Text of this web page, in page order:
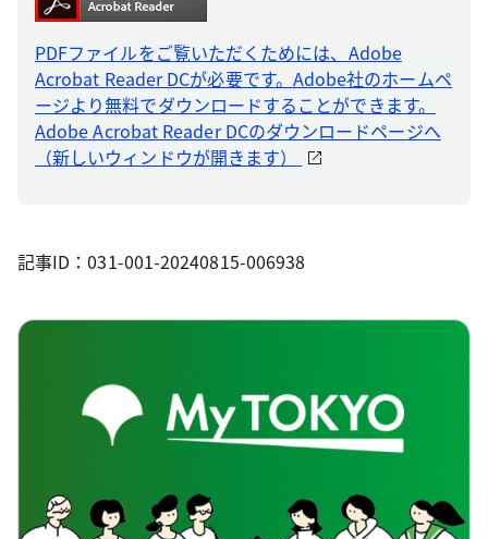
PDFファイルをご覧いただくためには、Adobe
Acrobat Reader DCが必要です。Adobe社のホームペ
ージより無料でダウンロードすることができます。
Adobe Acrobat Reader DCのダウンロードページへ
（新しいウィンドウが開きます）
記事ID：031-001-20240815-006938